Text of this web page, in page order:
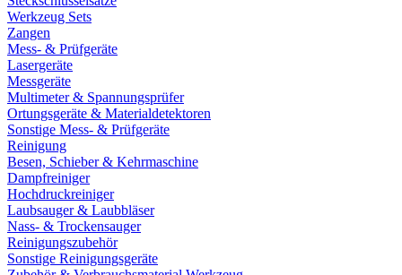
Werkzeug Sets
Zangen
Mess- & Prüfgeräte
Lasergeräte
Messgeräte
Multimeter & Spannungsprüfer
Ortungsgeräte & Materialdetektoren
Sonstige Mess- & Prüfgeräte
Reinigung
Besen, Schieber & Kehrmaschine
Dampfreiniger
Hochdruckreiniger
Laubsauger & Laubbläser
Nass- & Trockensauger
Reinigungszubehör
Sonstige Reinigungsgeräte